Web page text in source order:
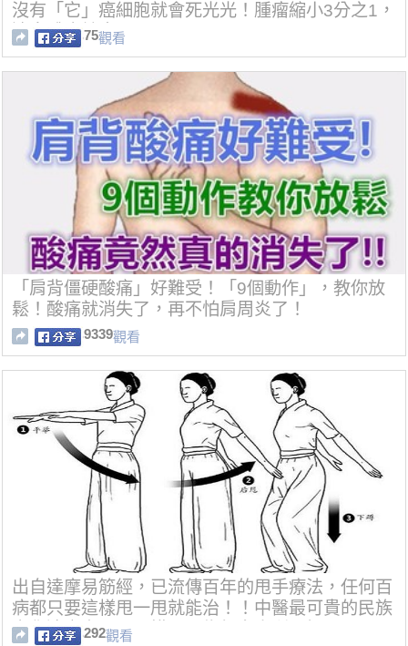
沒有「它」癌細胞就會死光光！腫瘤縮小3分之1，
連身體也健康了！
75觀看
「肩背僵硬酸痛」好難受！「9個動作」，教你放
鬆！酸痛就消失了，再不怕肩周炎了！
9339觀看
出自達摩易筋經，已流傳百年的甩手療法，任何百
病都只要這樣甩一甩就能治！！中醫最可貴的民族
文化遺產之一，可惜不易為很多人所了解
292觀看